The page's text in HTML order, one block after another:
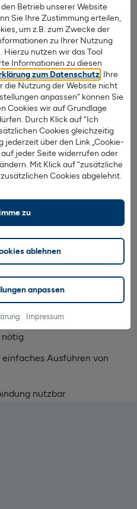
Betrieb unserer Website
Sie Ihre Zustimmung erteilen,
um z.B. zum Zwecke der
zu Ihrer Nutzung
nutzen wir das Tool
Informationen zu diesen
zum Datenschutz . Ihre
die Nutzung der Website nicht
anpassen“ können Sie
Cookies wir auf Grundlage
Durch Klick auf “Ich
Cookies gleichzeitig
jederzeit über den Link „Cookie-
jeder Seite widerrufen oder
Mit Klick auf “zusätzliche
Cookies abgelehnt.
zu
ablehnen
anpassen
Impressum
wird unsere kostenlose
um die in Ihrem Online-
zu scannen und die darin
zu generieren.
Betriebssysteme an:
nur Geräte zu verwenden,
gestellt werden.
automatisch die
Endgeräten noch
nötig
Ausführen von
nutzbar